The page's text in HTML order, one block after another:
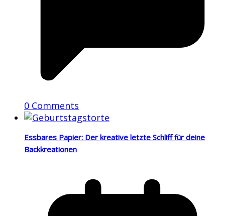
0 Comments
Essbares Papier: Der kreative letzte Schliff für deine
Backkreationen